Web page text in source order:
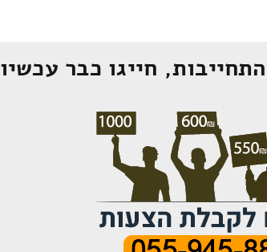
חייגו כבר עכשיו